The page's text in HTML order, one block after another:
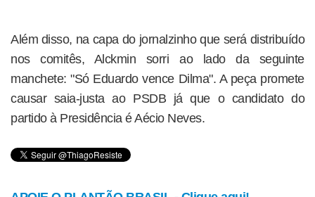
Além disso, na capa do jornalzinho que será distribuído
nos comitês, Alckmin sorri ao lado da seguinte
manchete: "Só Eduardo vence Dilma". A peça promete
causar saia-justa ao PSDB já que o candidato do
partido à Presidência é Aécio Neves.